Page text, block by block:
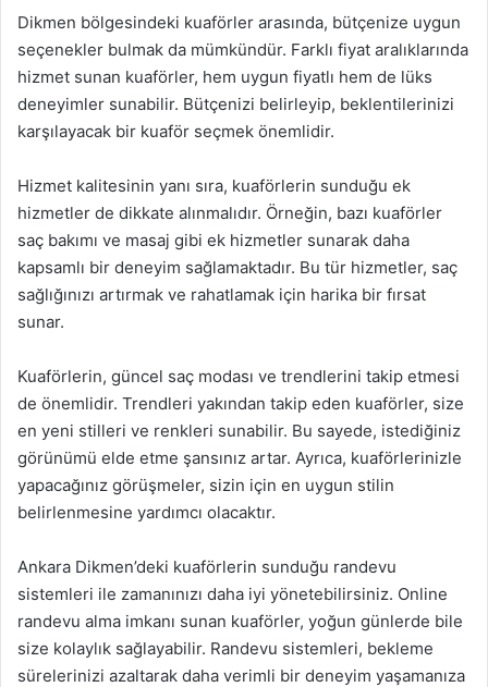
Dikmen bölgesindeki kuaförler arasında, bütçenize uygun
seçenekler bulmak da mümkündür. Farklı fiyat aralıklarında
hizmet sunan kuaförler, hem uygun fiyatlı hem de lüks
deneyimler sunabilir. Bütçenizi belirleyip, beklentilerinizi
karşılayacak bir kuaför seçmek önemlidir.
Hizmet kalitesinin yanı sıra, kuaförlerin sunduğu ek
hizmetler de dikkate alınmalıdır. Örneğin, bazı kuaförler
saç bakımı ve masaj gibi ek hizmetler sunarak daha
kapsamlı bir deneyim sağlamaktadır. Bu tür hizmetler, saç
sağlığınızı artırmak ve rahatlamak için harika bir fırsat
sunar.
Kuaförlerin, güncel saç modası ve trendlerini takip etmesi
de önemlidir. Trendleri yakından takip eden kuaförler, size
en yeni stilleri ve renkleri sunabilir. Bu sayede, istediğiniz
görünümü elde etme şansınız artar. Ayrıca, kuaförlerinizle
yapacağınız görüşmeler, sizin için en uygun stilin
belirlenmesine yardımcı olacaktır.
Ankara Dikmen’deki kuaförlerin sunduğu randevu
sistemleri ile zamanınızı daha iyi yönetebilirsiniz. Online
randevu alma imkanı sunan kuaförler, yoğun günlerde bile
size kolaylık sağlayabilir. Randevu sistemleri, bekleme
sürelerinizi azaltarak daha verimli bir deneyim yaşamanıza